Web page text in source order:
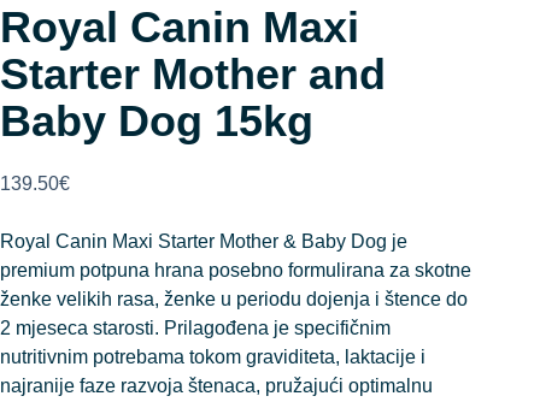
Royal Canin Maxi
Starter Mother and
Baby Dog 15kg
139.50€
Royal Canin Maxi Starter Mother & Baby Dog je
premium potpuna hrana posebno formulirana za skotne
ženke velikih rasa, ženke u periodu dojenja i štence do
2 mjeseca starosti. Prilagođena je specifičnim
nutritivnim potrebama tokom graviditeta, laktacije i
najranije faze razvoja štenaca, pružajući optimalnu